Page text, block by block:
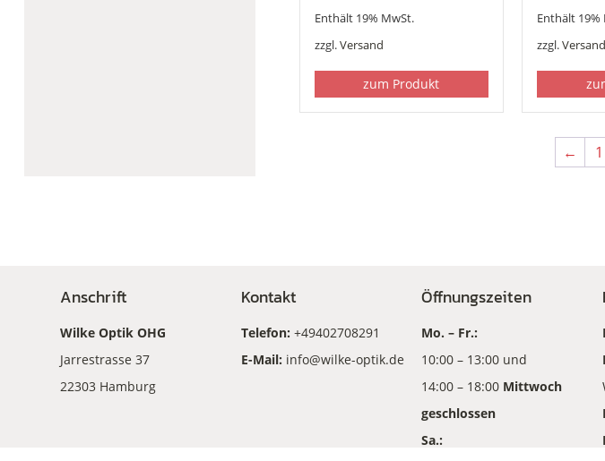
Enthält 19% MwSt.
zzgl.Versand
zum Produkt
Enthält 19%
zzgl.Versand
← 1
Anschrift
Wilke Optik OHG
Jarrestrasse 37
22303 Hamburg
Kontakt
Telefon: +49402708291
E-Mail: info@wilke-optik.de
Öffnungszeiten
Mo. – Fr.:
10:00 – 13:00 und
14:00 – 18:00 Mittwoch
geschlossen
Sa.: